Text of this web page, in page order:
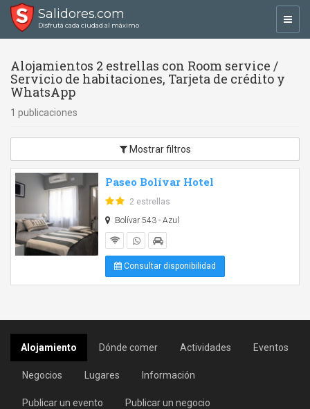
Salidores.com
Disfrutá cada ciudad al máximo
Alojamientos 2 estrellas con Room service /
Servicio de habitaciones, Tarjeta de crédito y
WhatsApp
1 publicaciones
Mostrar filtros
Paseo Bolívar Hotel
2 estrellas
Bolívar 543 - Azul
Consultar disponibilidad
Alojamiento Dónde comer Actividades Eventos
Negocios Lugares Información
Publicar un evento Publicar un negocio